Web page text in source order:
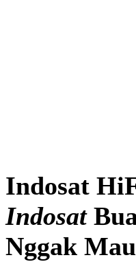
Indosat
Indosat
Nggak